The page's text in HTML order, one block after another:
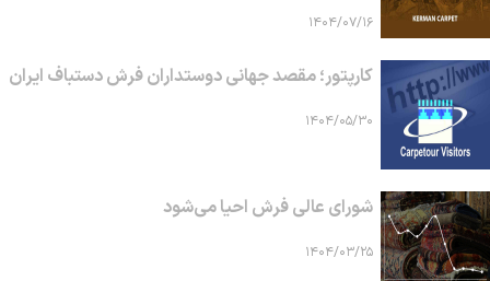
۱۴۰۴/۰۷/۱۶
کارپتور؛ مقصد جهانی دوستداران فرش دستباف ایران
۱۴۰۴/۰۵/۳۰
شورای عالی فرش احیا می‌شود
۱۴۰۴/۰۳/۲۵